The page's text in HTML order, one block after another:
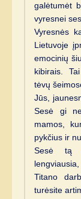
galėtumėt
vyresnei
Vyresnės
Lietuvoje
emocinių
kibirais.
tėvų
Jūs,
Sesė gi
mamos,
pykčius ir
Sesė tą
Titano
turėsite